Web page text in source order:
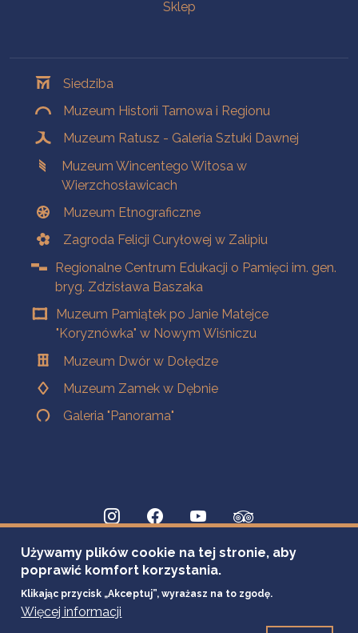
Sklep
Siedziba
Muzeum Historii Tarnowa i Regionu
Muzeum Ratusz - Galeria Sztuki Dawnej
Muzeum Wincentego Witosa w
Wierzchosławicach
Muzeum Etnograficzne
Zagroda Felicji Curyłowej w Zalipiu
Regionalne Centrum Edukacji o Pamięci im. gen.
bryg. Zdzisława Baszaka
Muzeum Pamiątek po Janie Matejce
"Koryznówka" w Nowym Wiśniczu
Muzeum Dwór w Dołędze
Muzeum Zamek w Dębnie
Galeria "Panorama"
Używamy plików cookie na tej stronie, aby
poprawić komfort korzystania.
Klikając przycisk „Akceptuj”, wyrażasz na to zgodę.
Więcej informacji